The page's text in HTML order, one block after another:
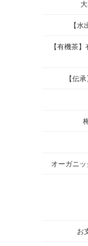
【
【有機茶
【伝
オーガニ
お